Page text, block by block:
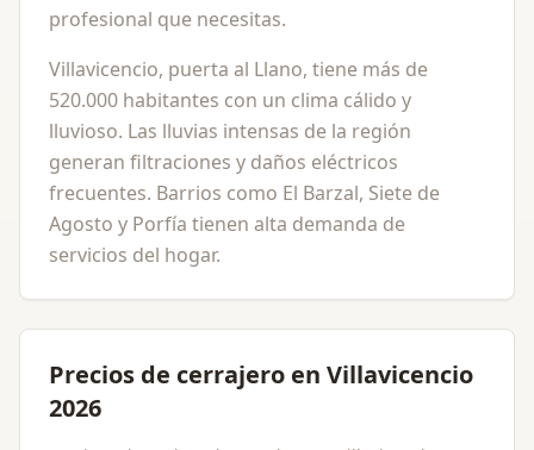
profesional que necesitas.
Villavicencio, puerta al Llano, tiene más de
520.000 habitantes con un clima cálido y
lluvioso. Las lluvias intensas de la región
generan filtraciones y daños eléctricos
frecuentes. Barrios como El Barzal, Siete de
Agosto y Porfía tienen alta demanda de
servicios del hogar.
Precios de cerrajero en Villavicencio
2026